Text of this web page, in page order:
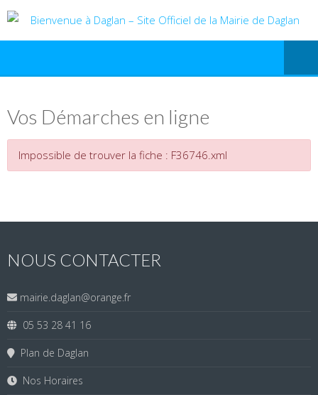
Vos Démarches en ligne
Impossible de trouver la fiche : F36746.xml
NOUS CONTACTER
mairie.daglan@orange.fr
05 53 28 41 16
Plan de Daglan
Nos Horaires